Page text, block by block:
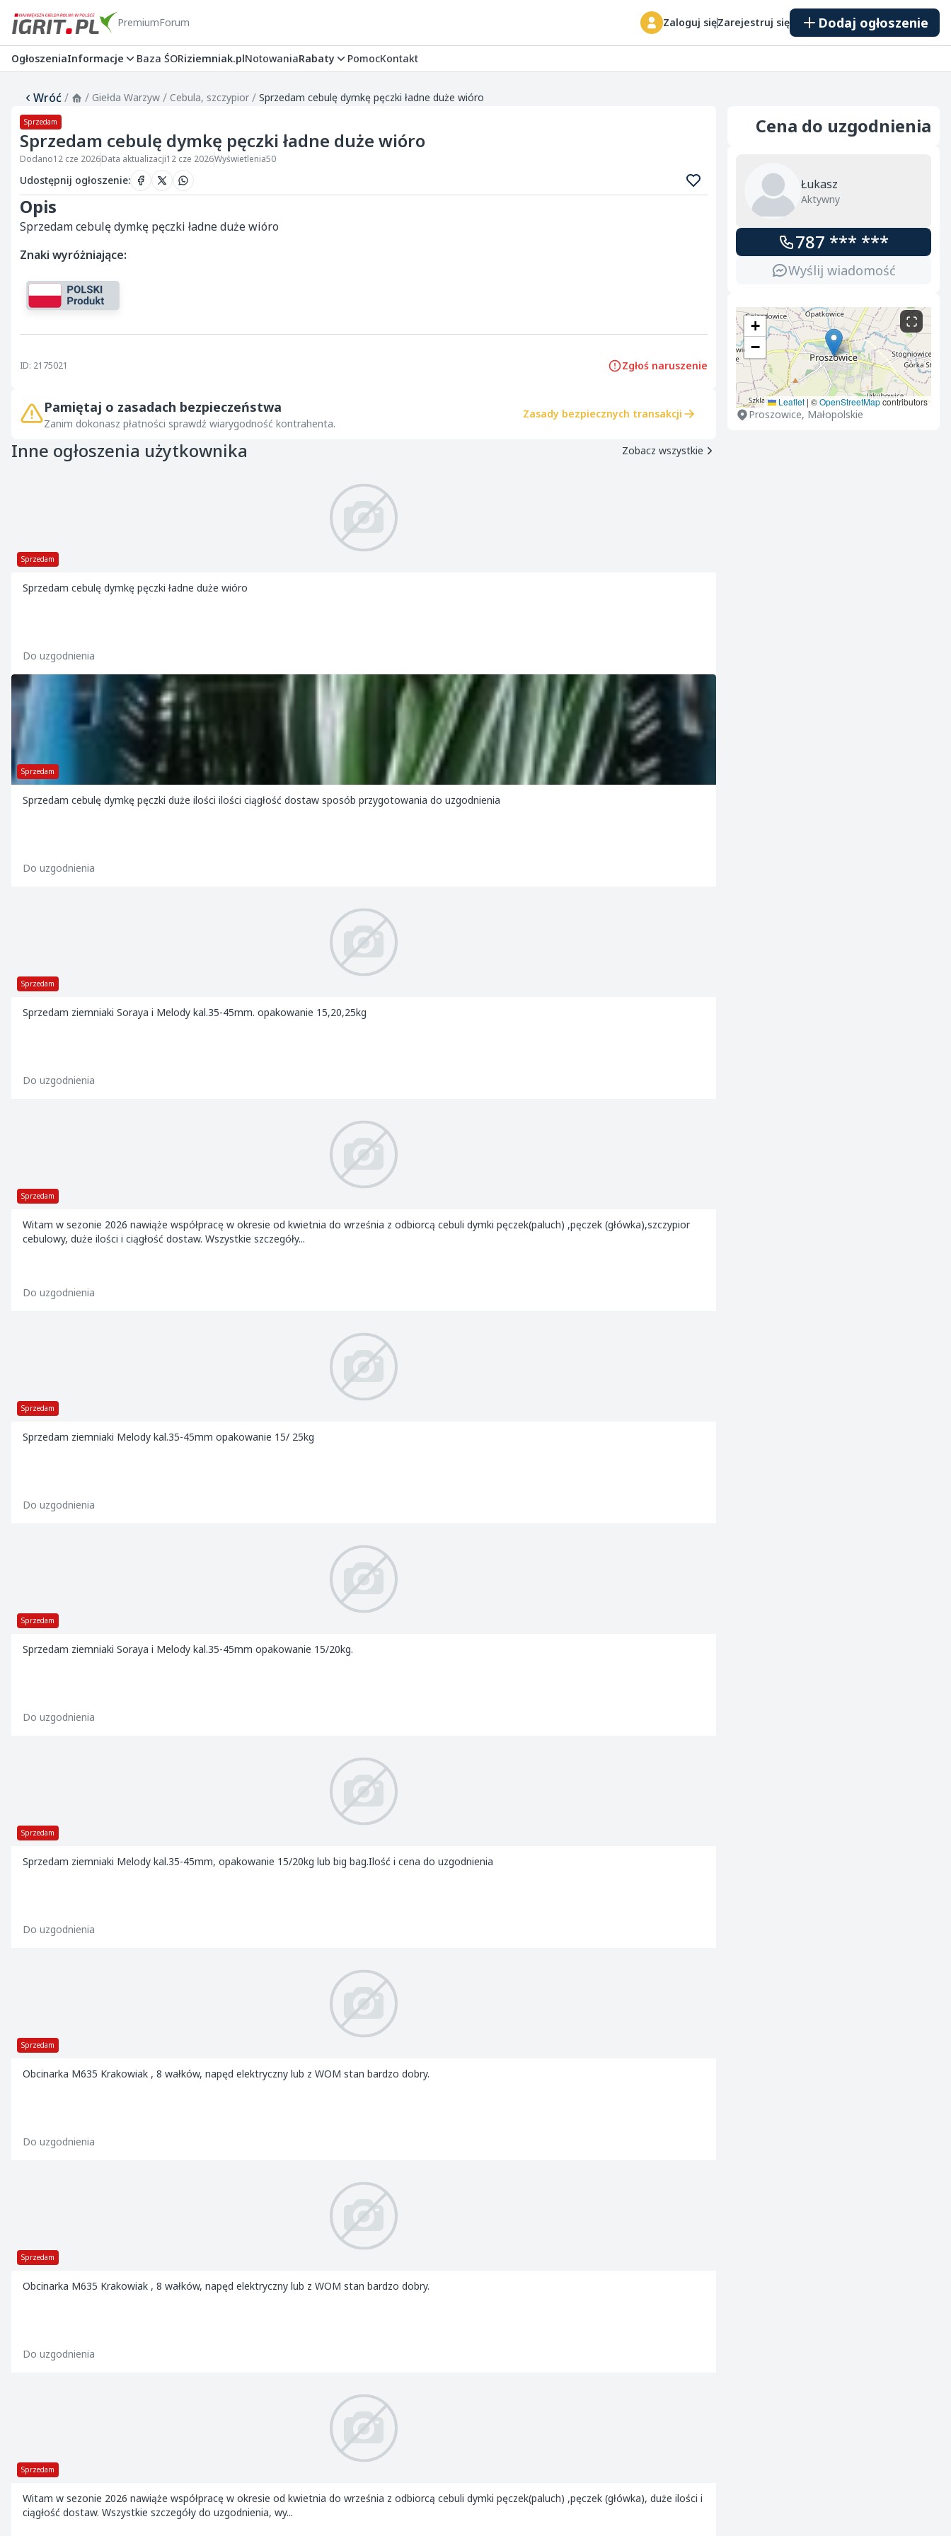
PremiumForum Zaloguj sięZarejestruj się Dodaj ogłoszenie
OgłoszeniaInformacje Baza ŚORiziemniak.plNotowaniaRabaty PomocKontakt
Wróć/ / Giełda Warzyw / Cebula, szczypior / Sprzedam cebulę dymkę pęczki ładne duże wióro
Sprzedam
Sprzedam cebulę dymkę pęczki ładne duże wióro
Dodano12 cze 2026Data aktualizacji12 cze 2026Wyświetlenia50
Udostępnij ogłoszenie:
Opis
Sprzedam cebulę dymkę pęczki ładne duże wióro
Znaki wyróżniające:
ID: 2175021 Zgłoś naruszenie
Pamiętaj o zasadach bezpieczeństwa
Zanim dokonasz płatności sprawdź wiarygodność kontrahenta.
Zasady bezpiecznych transakcji
Inne ogłoszenia użytkownika Zobacz wszystkie
Sprzedam
Sprzedam cebulę dymkę pęczki ładne duże wióro
Do uzgodnienia
Sprzedam
Sprzedam cebulę dymkę pęczki duże ilości ilości ciągłość dostaw sposób przygotowania do uzgodnienia
Do uzgodnienia
Sprzedam
Sprzedam ziemniaki Soraya i Melody kal.35-45mm. opakowanie 15,20,25kg
Do uzgodnienia
Sprzedam
Witam w sezonie 2026 nawiąże współpracę w okresie od kwietnia do września z odbiorcą cebuli dymki pęczek(paluch) ,pęczek (główka),szczypior
cebulowy, duże ilości i ciągłość dostaw. Wszystkie szczegóły...
Do uzgodnienia
Sprzedam
Sprzedam ziemniaki Melody kal.35-45mm opakowanie 15/ 25kg
Do uzgodnienia
Sprzedam
Sprzedam ziemniaki Soraya i Melody kal.35-45mm opakowanie 15/20kg.
Do uzgodnienia
Sprzedam
Sprzedam ziemniaki Melody kal.35-45mm, opakowanie 15/20kg lub big bag.Ilość i cena do uzgodnienia
Do uzgodnienia
Sprzedam
Obcinarka M635 Krakowiak , 8 wałków, napęd elektryczny lub z WOM stan bardzo dobry.
Do uzgodnienia
Sprzedam
Obcinarka M635 Krakowiak , 8 wałków, napęd elektryczny lub z WOM stan bardzo dobry.
Do uzgodnienia
Sprzedam
Witam w sezonie 2026 nawiąże współpracę w okresie od kwietnia do września z odbiorcą cebuli dymki pęczek(paluch) ,pęczek (główka), duże ilości i
ciągłość dostaw. Wszystkie szczegóły do uzgodnienia, wy...
Cena do uzgodnienia
Łukasz
Aktywny
787 *** ***
Wyślij wiadomość
+
−
Leaflet | ©OpenStreetMapcontributors
Proszowice, Małopolskie